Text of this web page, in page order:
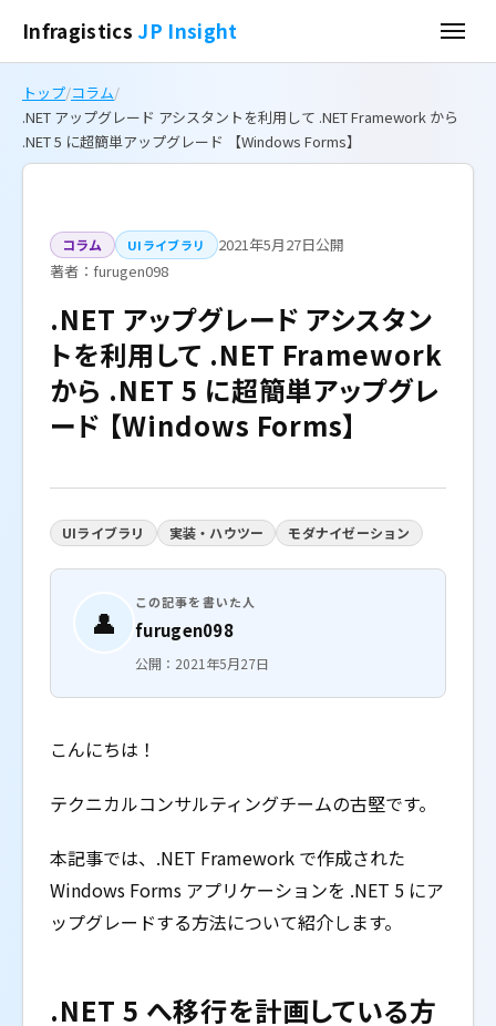
Infragistics JP Insight
トップ/コラム/
.NET アップグレード アシスタントを利用して .NET Framework から
.NET 5 に超簡単アップグレード 【Windows Forms】
.NET アップグレード アシ
スタントを利用して .NET
Framework から .NET 5 に
超簡単アップグレード
【Windows Forms】
コラム UIライブラリ
2021年5月27日公開
著者：furugen098
.NET アップグレード アシスタン
トを利用して .NET Framework
から .NET 5 に超簡単アップグレ
ード 【Windows Forms】
UIライブラリ 実装・ハウツー モダナイゼーション
👤
この記事を書いた人
furugen098
公開：2021年5月27日
こんにちは！
テクニカルコンサルティングチームの古堅です。
本記事では、.NET Framework で作成された
Windows Forms アプリケーションを .NET 5 にア
ップグレードする方法について紹介します。
.NET 5 へ移行を計画している方